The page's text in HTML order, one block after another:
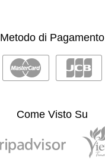
Metodo di Pagamento
Come Visto Su